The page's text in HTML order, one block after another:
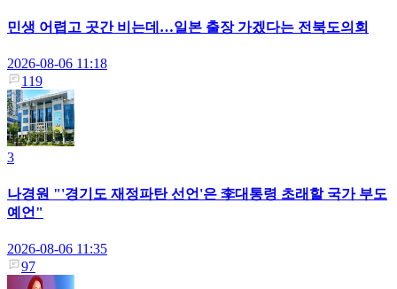
민생 어렵고 곳간 비는데…일본 출장 가겠다는 전북도의회
2026-08-06 11:18
119
3
나경원 "'경기도 재정파탄 선언'은 李대통령 초래할 국가 부도
예언"
2026-08-06 11:35
97